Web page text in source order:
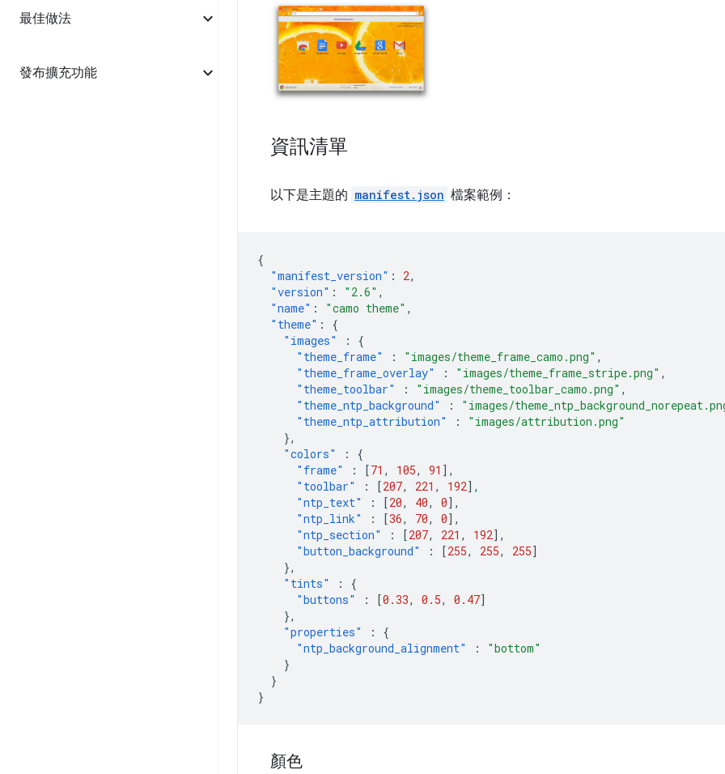
最佳做法
發布擴充功能
資訊清單
以下是主題的 manifest.json 檔案範例：
{
"manifest_version" : 2,
"version" : "2.6" ,
"name" : "camo theme" ,
"theme" :
{
"images"
:
{
"theme_frame"
: "images/theme_frame_camo.png" ,
"theme_frame_overlay"
: "images/theme_frame_stripe.png" ,
"theme_toolbar"
: "images/theme_toolbar_camo.png" ,
"theme_ntp_background"
:
"images/
"theme_ntp_attribution"
:
"images/attribution.png"
},
"colors"
:
{
"frame"
: [71 , 105, 91 ],
"toolbar"
: [207, 221 , 192],
"ntp_text"
: [20, 40, 0],
"ntp_link"
: [36, 70, 0],
"ntp_section"
: [207, 221 , 192],
"button_background"
: [255, 255, 255]
},
"tints"
:
{
"buttons"
: [0.33, 0.5, 0.47]
},
"properties"
:
{
"ntp_background_alignment"
:
"bottom"
}
}
}
顏色